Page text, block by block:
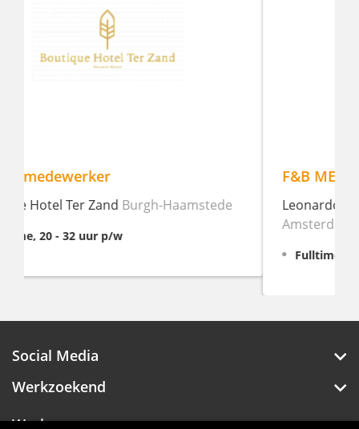
F&B MEDEWERKER PT & FT
Leonardo Royal Hotel Amsterdam
Social Media
Werkzoekend
Werkgever